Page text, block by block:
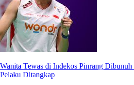
Wanita Tewas di Indekos Pinrang
Pelaku Ditangkap